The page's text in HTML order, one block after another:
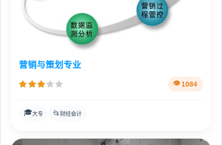
营销与策划专业
1084
🎓大专 📂 财经会计